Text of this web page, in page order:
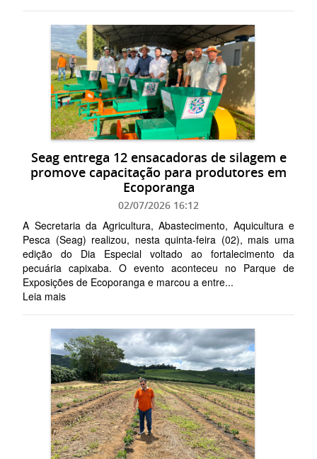
Seag entrega 12 ensacadoras de silagem e
promove capacitação para produtores em
Ecoporanga
02/07/2026 16:12
A Secretaria da Agricultura, Abastecimento, Aquicultura e
Pesca (Seag) realizou, nesta quinta-feira (02), mais uma
edição do Dia Especial voltado ao fortalecimento da
pecuária capixaba. O evento aconteceu no Parque de
Exposições de Ecoporanga e marcou a entre...
Leia mais